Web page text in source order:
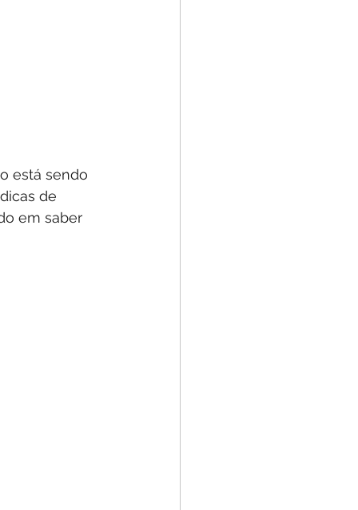
está sendo
de
em saber